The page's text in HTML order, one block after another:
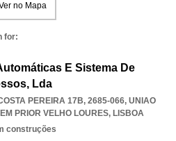
no Mapa
for:
E Sistema De
Lda
PEREIRA 17B, 2685-066, UNIAO
PRIOR VELHO LOURES, LISBOA
construções